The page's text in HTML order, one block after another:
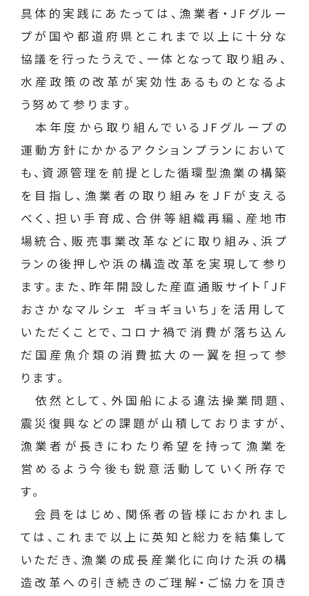
具体的実践にあたっては、漁業者・JFグルー
プが国や都道府県とこれまで以上に十分な
協議を行ったうえで、一体となって取り組み、
水産政策の改革が実効性あるものとなるよ
う努めて参ります。
本年度から取り組んでいるJFグループの
運動方針にかかるアクションプランにおいて
も、資源管理を前提とした循環型漁業の構築
を目指し、漁業者の取り組みをＪＦが支える
べく、担い手育成、合併等組織再編、産地市
場統合、販売事業改革などに取り組み、浜プ
ランの後押しや浜の構造改革を実現して参り
ます。また、昨年開設した産直通販サイト「JF
おさかなマルシェ ギョギョいち」を活用して
いただくことで、コロナ禍で消費が落ち込ん
だ国産魚介類の消費拡大の一翼を担って参
ります。
依然として、外国船による違法操業問題、
震災復興などの課題が山積しておりますが、
漁業者が長きにわたり希望を持って漁業を
営めるよう今後も鋭意活動していく所存で
す。
会員をはじめ、関係者の皆様におかれまし
ては、これまで以上に英知と総力を結集して
いただき、漁業の成長産業化に向けた浜の構
造改革への引き続きのご理解・ご協力を頂き